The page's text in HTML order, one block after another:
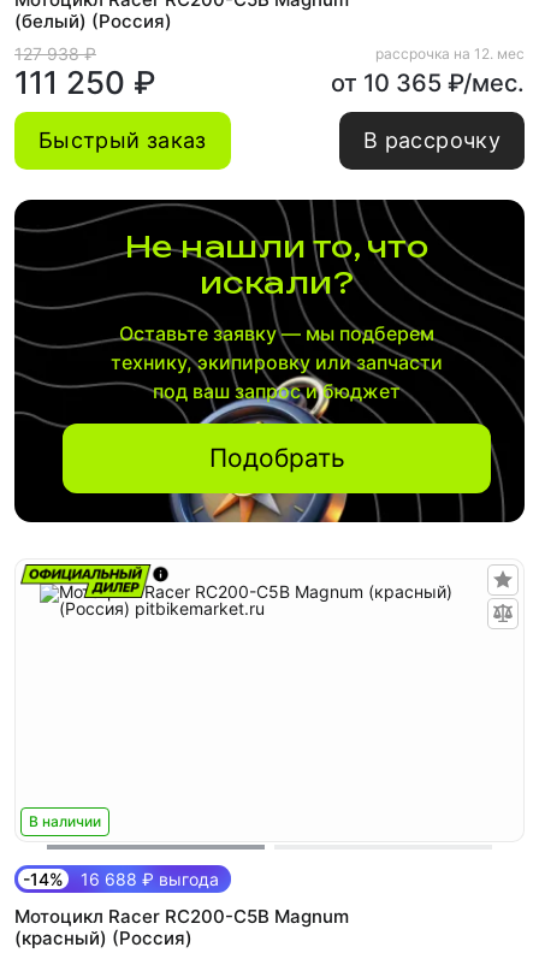
(белый) (Россия)
127 938 ₽
111 250 ₽
рассрочка на 12. мес
от 10 365 ₽/мес.
Быстрый заказ В рассрочку
Не нашли то, что
искали?
Оставьте заявку — мы подберем
технику, экипировку или запчасти
под ваш запрос и бюджет
Подобрать
В наличии
-14% 16 688 ₽ выгода
Мотоцикл Racer RC200-C5B Magnum
(красный) (Россия)